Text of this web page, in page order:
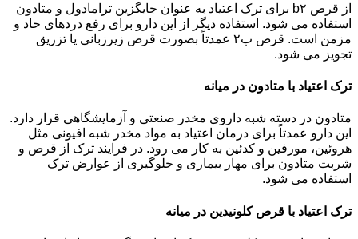
از قرص b۲ برای ترک اعتیاد به عنوان جایگزین ترامادول و متادون
استفاده می شود. استفاده دیگر از این دارو برای رفع دردهای حاد و
مزمن است. قرص ب۲ عمدتاً بصورت قرص زیرزبانی یا تزریق
تجویز می شود.
ترک اعتیاد با متادون در میانه
متادون در دسته شبه داروی مخدر صنعتی و آزمایشگاهی قرار دارد.
این دارو عمدتاً برای درمان اعتیاد به مواد مخدر شبه افیونی مثل
هروئین، مورفین و کدئین به کار می رود. در فرایند ترک از قرص و
شربت متادون برای مهار بیماری و جلوگیری از عوارض ترک
استفاده می شود.
ترک اعتیاد با قرص کلونیدین در میانه